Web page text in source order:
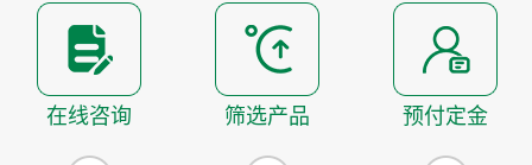
在线咨询 筛选产品 预付定金